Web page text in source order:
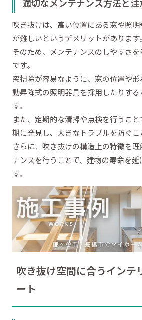
吹き抜けは、高い位置にある窓や照
が難しいというデメリットがあります。
そのため、メンテナンスのしやすさ
です。
窓掃除が容易なように、窓の位置や
動昇降式の照明器具を採用したりす
す。
また、定期的な清掃や点検を行うこ
期に発見し、大きなトラブルを防ぐこ
さらに、吹き抜けの構造上の特徴を
ナンスを行うことで、建物の寿命を
す。
吹き抜け空間に合うインテ
ート